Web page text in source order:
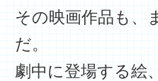
その映画作品も、
だ。
劇中に登場する絵